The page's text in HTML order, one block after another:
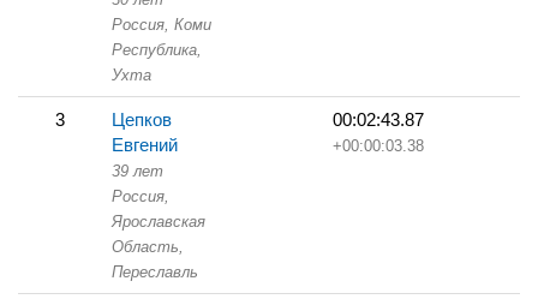
Россия, Коми
Республика,
Ухта
3
Цепков
Евгений
39 лет
Россия,
Ярославская
Область,
Переславль
00:02:43.87
+00:00:03.38